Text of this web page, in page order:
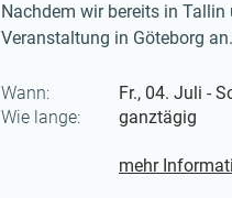
Nachdem wir bereits in
Veranstaltung in Göteborg
Wann:
Wie lange:
Fr., 04. Juli -
ganztägig
mehr